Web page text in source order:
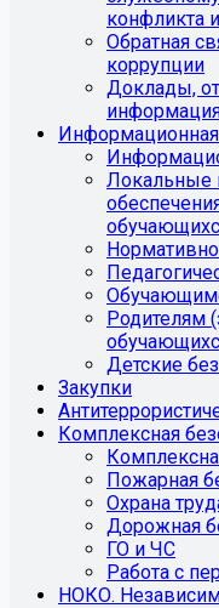
конфликта
Обратная
коррупции
Доклады,
Информационная
Локальные
Родителям
Детские
Закупки
Комплексная
Пожарная
Охрана
Дорожная
ГО и ЧС
Работа с
НОКО.